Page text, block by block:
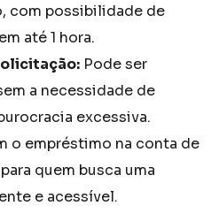
com possibilidade de
até 1 hora.
Pode ser
a necessidade de
excessiva.
o empréstimo na conta de
quem busca uma
e acessível.